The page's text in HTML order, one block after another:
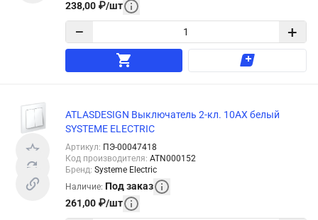
238,00 ₽/шт
− +
ATLASDESIGN Выключатель 2-кл. 10АХ белый
SYSTEME ELECTRIC
Артикул: ПЭ-00047418
Код производителя: ATN000152
Бренд: Systeme Electric
Наличие: Под заказ
261,00 ₽/шт